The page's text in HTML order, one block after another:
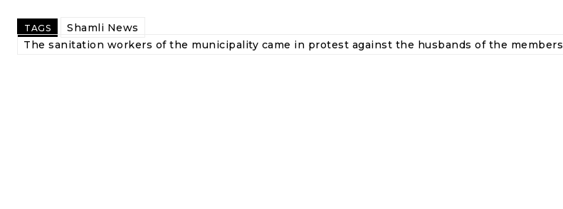
TAGS
Shamli News
The sanitation workers of the municipality came in protest against the husbands of the members